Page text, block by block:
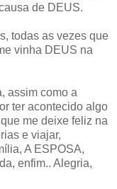
de DEUS.
todas as vezes que
vinha DEUS na
assim como a
ter acontecido algo
me deixe feliz na
e viajar,
A ESPOSA,
enfim.. Alegria,